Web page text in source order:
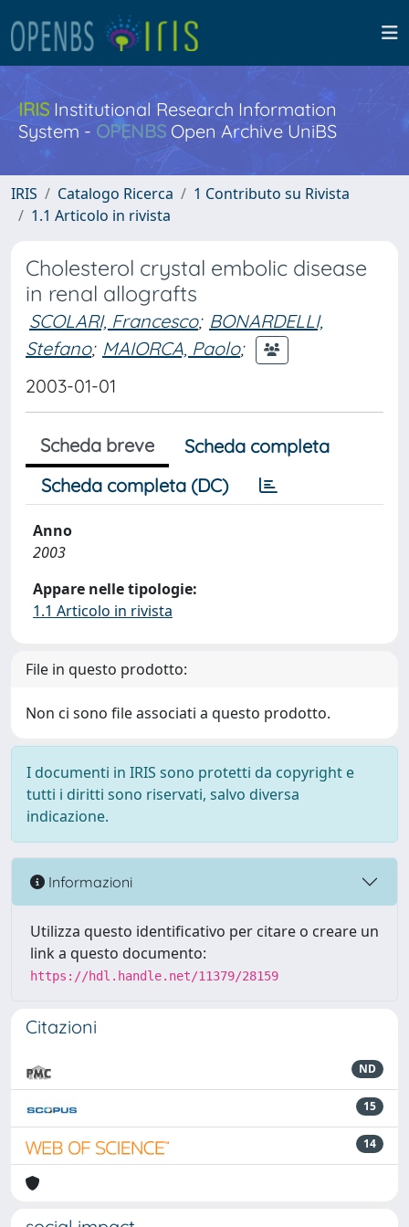
IRISInstitutional Research Information
System - OPENBS Open Archive UniBS
IRIS Catalogo Ricerca
1 Contributo su Rivista
1.1 Articolo in rivista
Cholesterol crystal embolic disease
in renal allografts
SCOLARI, Francesco; BONARDELLI,
Stefano; MAIORCA, Paolo;
2003-01-01
Scheda breve
Scheda completa
Scheda completa (DC)
Anno
2003
Appare nelle tipologie:
1.1 Articolo in rivista
File in questo prodotto:
Non ci sono file associati a questo prodotto.
I documenti in IRIS sono protetti da copyright e
tutti i diritti sono riservati, salvo diversa
indicazione.
Informazioni
Utilizza questo identificativo per citare o creare un
link a questo documento:
https://hdl.handle.net/11379/28159
Citazioni
ND
15
14